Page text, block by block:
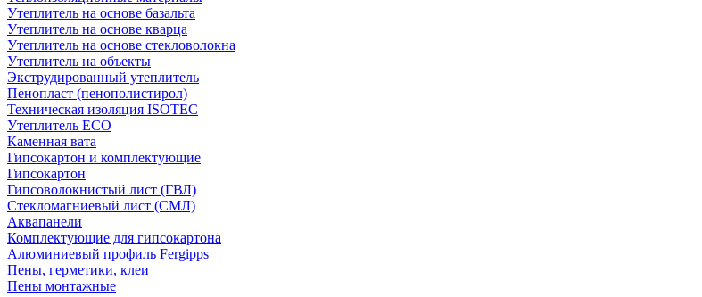
Утеплитель на основе базальта
Утеплитель на основе кварца
Утеплитель на основе стекловолокна
Утеплитель на объекты
Экструдированный утеплитель
Пенопласт (пенополистирол)
Техническая изоляция ISOTEC
Утеплитель ECO
Каменная вата
Гипсокартон и комплектующие
Гипсокартон
Гипсоволокнистый лист (ГВЛ)
Стекломагниевый лист (СМЛ)
Аквапанели
Комплектующие для гипсокартона
Алюминиевый профиль Fergipps
Пены, герметики, клеи
Пены монтажные